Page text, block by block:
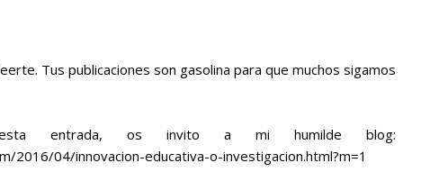
Tus publicaciones son gasolina para que muchos sigamos
entrada, os invito a mi humilde blog:
2016/04/innovacion-educativa-o-investigacion.html?m=1